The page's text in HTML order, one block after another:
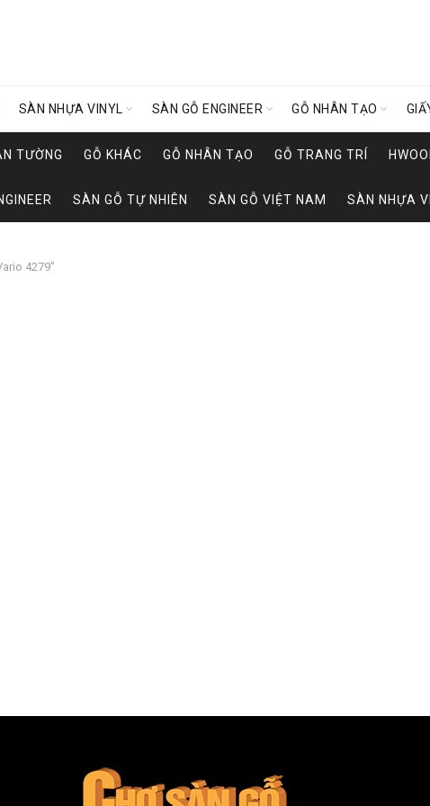
SÀN NHỰA VINYL SÀN GỖ ENGINEER GỖ NHÂN TẠO
TƯỜNG GỖ KHÁC GỖ NHÂN TẠO GỖ TRANG TRÍ
SÀN GỖ TỰ NHIÊN SÀN GỖ VIỆT NAM SÀN NHỰA
4279”